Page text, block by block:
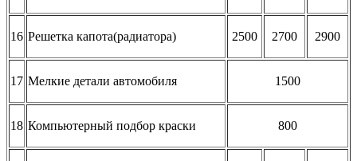
16 Решетка капота(радиатора) 2500 2700 2900
17 Мелкие детали автомобиля 1500
18 Компьютерный подбор краски 800